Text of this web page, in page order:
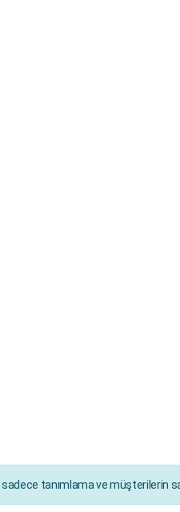
tanımlama ve müşterilerin